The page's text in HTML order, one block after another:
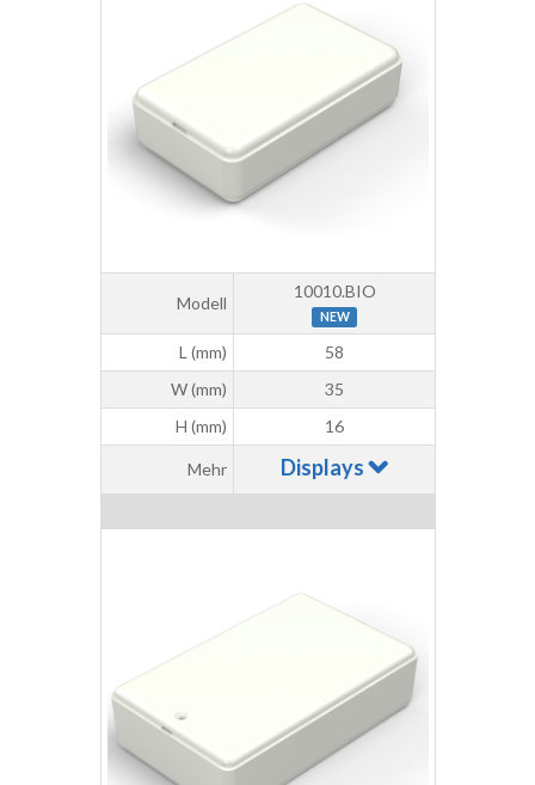
Modell
10010.BIO
NEW
L (mm)
58
W (mm)
35
H (mm)
16
Mehr Displays